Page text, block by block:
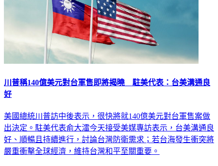
川普稱140億美元對台軍售即將揭曉 駐美代表：台美溝通良
好
美國總統川普訪中後表示，很快將就140億美元對台軍售案做
出決定。駐美代表俞大㵢今天接受美媒專訪表示，台美溝通良
好、順暢且持續進行，討論台灣防衛需求；若台海發生衝突將
嚴重衝擊全球經濟，維持台灣和平至關重要。